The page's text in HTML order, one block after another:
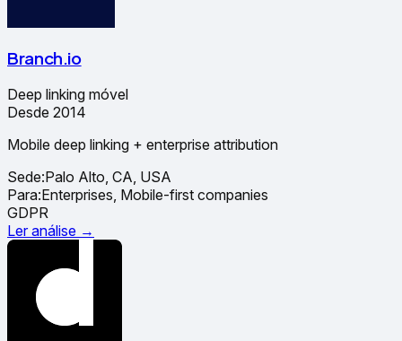
Branch.io
Deep linking móvel
Desde 2014
Mobile deep linking + enterprise attribution
Sede:Palo Alto, CA, USA
Para:Enterprises, Mobile-first companies
GDPR
Ler análise →